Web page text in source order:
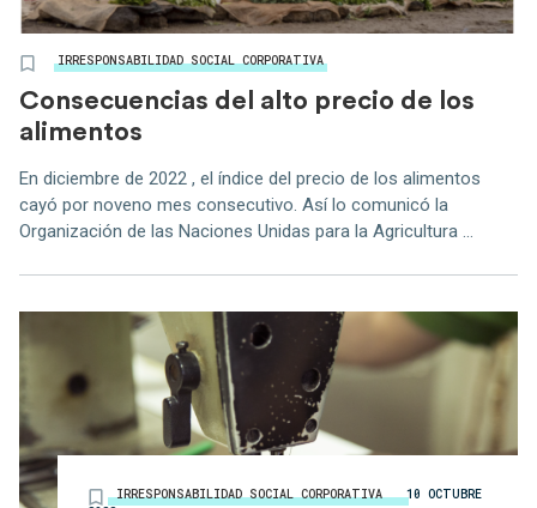
IRRESPONSABILIDAD SOCIAL CORPORATIVA
Consecuencias del alto precio de los
alimentos
En diciembre de 2022 , el índice del precio de los alimentos
cayó por noveno mes consecutivo. Así lo comunicó la
Organización de las Naciones Unidas para la Agricultura ...
IRRESPONSABILIDAD SOCIAL CORPORATIVA
10 OCTUBRE